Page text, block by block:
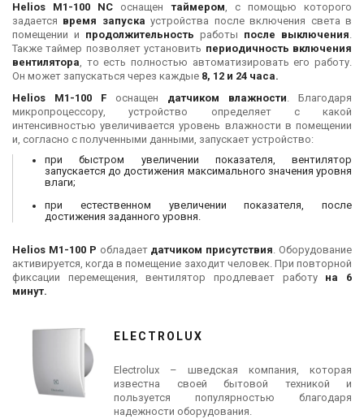
Helios
M1-100 NC оснащентаймером, с помощью которого
задается время запуска устройства после включения света в
помещении и продолжительность работы после выключения.
Также таймер позволяет установить периодичность включения
вентилятора, то есть полностью автоматизировать его работу.
Он может запускаться через каждые 8, 12 и 24 часа.
Helios М1-100 F оснащен датчиком влажности. Благодаря
микропроцессору, устройство определяет с какой
интенсивностью увеличивается уровень влажности в помещении
и, согласно с полученными данными, запускает устройство:
при быстром увеличении показателя, вентилятор
запускается до достижения максимального значения уровня
влаги;
при естественном увеличении показателя, после
достижения заданного уровня.
Helios М1-100 P обладает датчиком присутствия. Оборудование
активируется, когда в помещение заходит человек. При повторной
фиксации перемещения, вентилятор продлевает работу на 6
минут.
ELECTROLUX
Electrolux – шведская компания, которая
известна своей бытовой техникой и
пользуется популярностью благодаря
надежности оборудования.